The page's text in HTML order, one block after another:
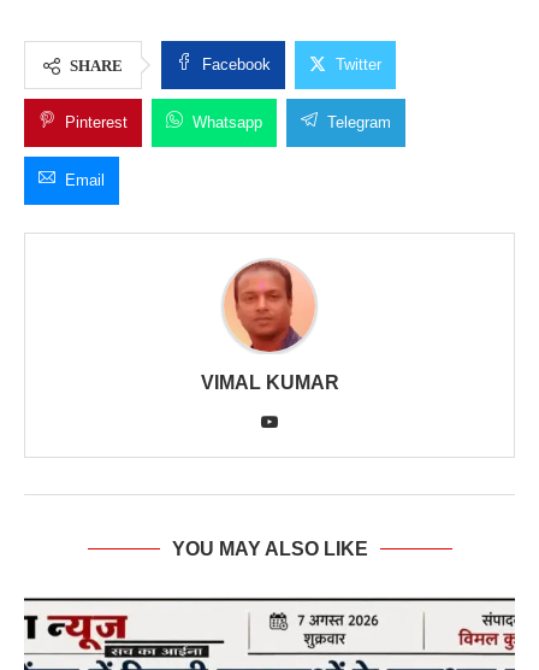
SHARE Facebook Twitter
Pinterest Whatsapp Telegram
Email
VIMAL KUMAR
YOU MAY ALSO LIKE